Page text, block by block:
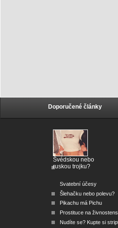
Doporučené články
Švédskou nebo
ruskou trojku?
Svatební účesy
Šlehačku nebo polevu?
Pikachu má Pichu
Prostituce na
Nudíte se? Kupte si